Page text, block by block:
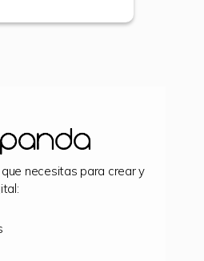
necesitas para crear y